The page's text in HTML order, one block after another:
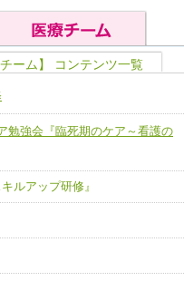
能力
して、必要な基礎能力を身につ
を組織し、強調できる
相互理解と連携を深める
解決チーム】
よる高度医療を必要とする在
トチーム】
ーム】 コンテンツ一覧
勉強会『臨死期のケア～看護の
ルアップ研修』